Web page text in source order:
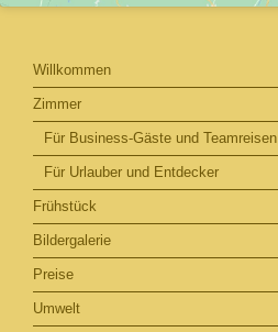
Willkommen
Zimmer
Für Business-Gäste und Teamreisen
Für Urlauber und Entdecker
Frühstück
Bildergalerie
Preise
Umwelt